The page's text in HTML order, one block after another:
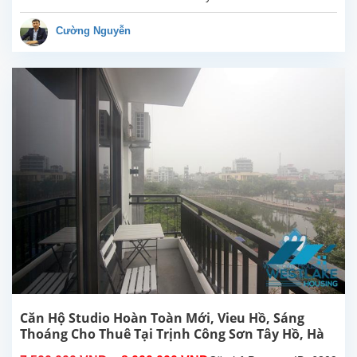
Trịnh
căn hộ
đươc
lắp đặt
các
trang
thiết bị,
nội
thất...
Cường Nguyễn
Căn Hộ Studio Hoàn Toàn Mới, Vieu Hồ, Sáng
Thoáng Cho Thuê Tại Trịnh Công Sơn Tây Hồ, Hà